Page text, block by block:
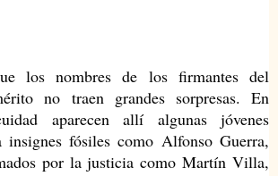
los nombres de los firmantes del
no traen grandes sorpresas. En
aparecen allí algunas jóvenes
insignes fósiles como Alfonso Guerra,
por la justicia como Martín Villa,